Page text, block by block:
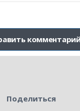
Поделиться